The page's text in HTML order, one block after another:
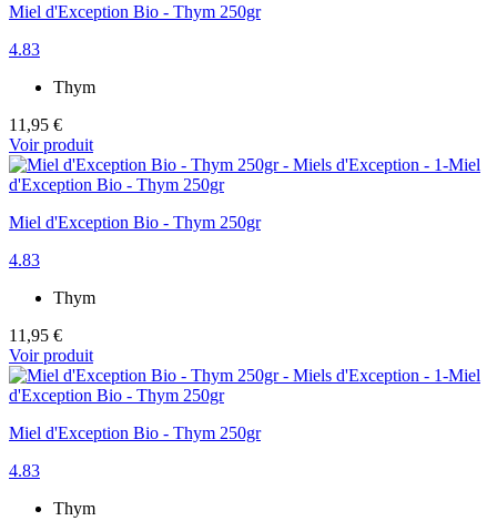
Miel d'Exception Bio - Thym 250gr
4.83
Thym
11,95 €
Voir produit
Miel d'Exception Bio - Thym 250gr
4.83
Thym
11,95 €
Voir produit
Miel d'Exception Bio - Thym 250gr
4.83
Thym